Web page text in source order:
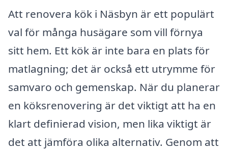
Att renovera kök i Näsbyn är ett populärt
val för många husägare som vill förnya
sitt hem. Ett kök är inte bara en plats för
matlagning; det är också ett utrymme för
samvaro och gemenskap. När du planerar
en köksrenovering är det viktigt att ha en
klart definierad vision, men lika viktigt är
det att jämföra olika alternativ. Genom att